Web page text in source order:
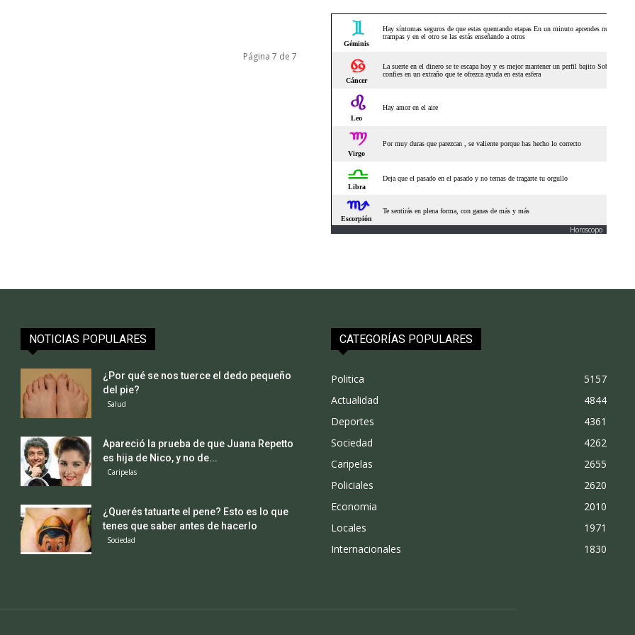
Página 7 de 7
Horoscopo
NOTICIAS POPULARES
¿Por qué se nos tuerce el dedo pequeño
del pie?
Salud
Apareció la prueba de que Juana Repetto
es hija de Nico, y no de...
Caripelas
¿Querés tatuarte el pene? Esto es lo que
tenes que saber antes de hacerlo
Sociedad
CATEGORÍAS POPULARES
Politica
5157
Actualidad
4844
Deportes
4361
Sociedad
4262
Caripelas
2655
Policiales
2620
Economia
2010
Locales
1971
Internacionales
1830